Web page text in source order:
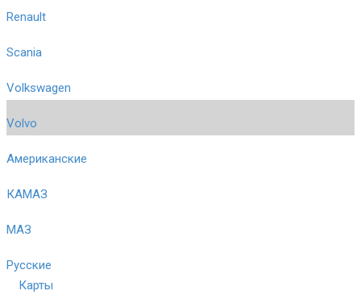
Renault
Scania
Volkswagen
Volvo
Американские
КАМАЗ
МАЗ
Русские
Карты